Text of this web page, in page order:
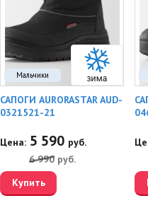
Мальчики
САПОГИ AURORASTAR AUD-
0321521-21
Цена: 5 590 руб.
6 990 руб.
Купить